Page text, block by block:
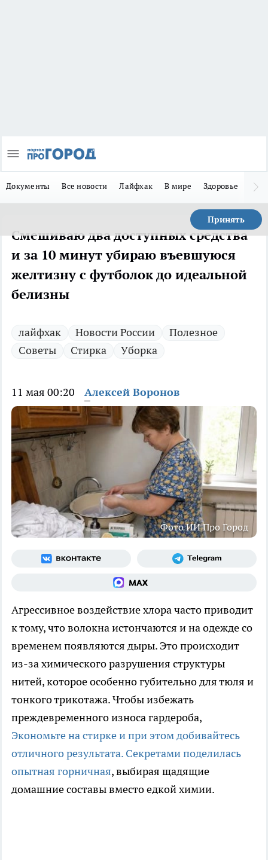
Документы Все новости Лайфхак В мире Здоровье
Принять
Смешиваю два доступных средства
и за 10 минут убираю въевшуюся
желтизну с футболок до идеальной
белизны
лайфхак Новости России
Полезное
Советы
Стирка Уборка
11 мая 00:20 Алексей Воронов
Фото ИИ Про Город
Агрессивное воздействие хлора часто приводит
к тому, что волокна истончаются и на одежде со
временем появляются дыры. Это происходит
из-за химического разрушения структуры
нитей, которое особенно губительно для тюля и
тонкого трикотажа. Чтобы избежать
преждевременного износа гардероба,
Экономьте на стирке и при этом добивайтесь
отличного результата. Секретами поделилась
опытная горничная, выбирая щадящие
домашние составы вместо едкой химии.